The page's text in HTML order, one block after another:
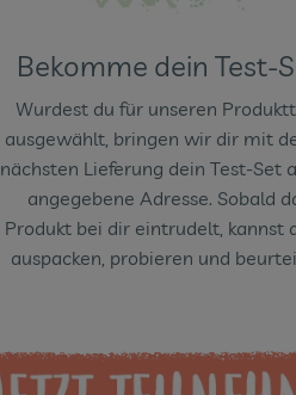
Bekomme dein Test-
Wurdest du für unseren
ausgewählt, bringen wir dir mit
nächsten Lieferung dein Test-Set
angegebene Adresse. Sobald
Produkt bei dir eintrudelt, kannst
auspacken, probieren und